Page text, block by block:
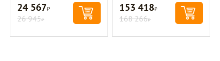
24 567Р
26 945Р
153 418Р
168 266Р